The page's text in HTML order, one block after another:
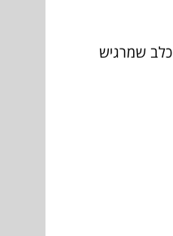
כלב שמרגיש